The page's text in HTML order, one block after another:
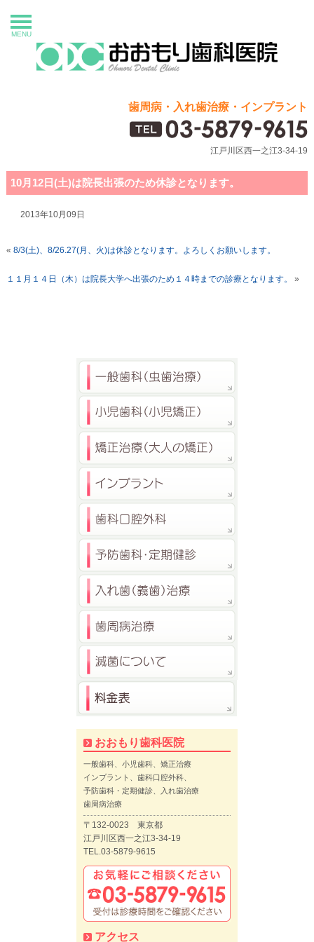
MENU
歯周病・入れ歯治療・インプラント
江戸川区西一之江3-34-19
10月12日(土)は院長出張のため休診となります。
2013年10月09日
« 8/3(土)、8/26.27(月、火)は休診となります。よろしくお願いします。
１１月１４日（木）は院長大学へ出張のため１４時までの診療となります。 »
おおもり歯科医院
一般歯科、小児歯科、矯正治療
インプラント、歯科口腔外科、
予防歯科・定期健診、入れ歯治療
歯周病治療
〒132-0023 東京都
江戸川区西一之江3-34-19
TEL.03-5879-9615
アクセス